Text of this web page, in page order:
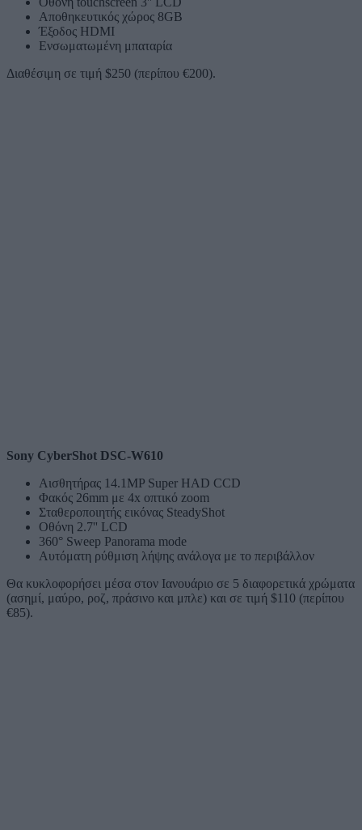
Αποθηκευτικός χώρος 8GB
Έξοδος HDMI
Ενσωματωμένη μπαταρία
Διαθέσιμη σε τιμή $250 (περίπου €200).
Sony CyberShot DSC-W610
Αισθητήρας 14.1MP Super HAD CCD
Φακός 26mm με 4x οπτικό zoom
Σταθεροποιητής εικόνας SteadyShot
Οθόνη 2.7'' LCD
360° Sweep Panorama mode
Αυτόματη ρύθμιση λήψης ανάλογα με το περιβάλλον
Θα κυκλοφορήσει μέσα στον Ιανουάριο σε 5 διαφορετικά χρώματα
(ασημί, μαύρο, ροζ, πράσινο και μπλε) και σε τιμή $110 (περίπου
€85).